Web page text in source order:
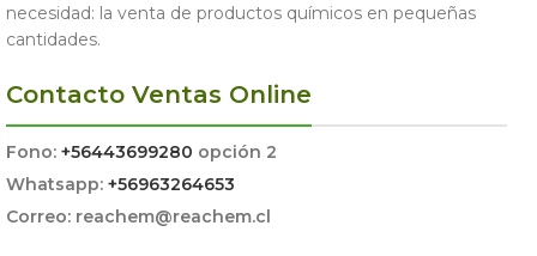
necesidad: la venta de productos químicos en pequeñas
cantidades.
Contacto Ventas Online
Fono: +56443699280 opción 2
Whatsapp: +56963264653
Correo: reachem@reachem.cl